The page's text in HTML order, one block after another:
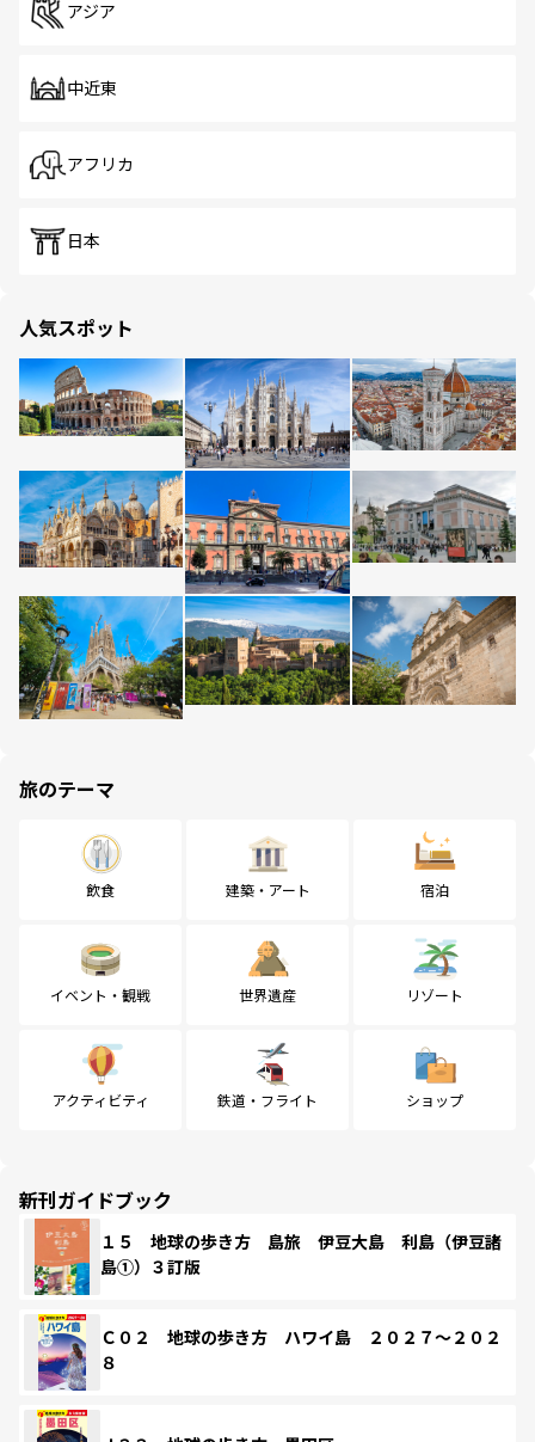
アジア
中近東
アフリカ
日本
人気スポット
旅のテーマ
飲食 建築・アート 宿泊
イベント・観戦 世界遺産 リゾート
アクティビティ 鉄道・フライト ショップ
新刊ガイドブック
１５ 地球の歩き方 島旅 伊豆大島 利島（伊豆諸
島①）３訂版
Ｃ０２ 地球の歩き方 ハワイ島 ２０２７～２０２
８